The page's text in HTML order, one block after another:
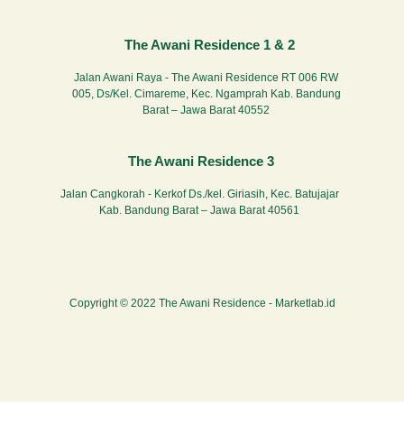
The Awani Residence 1 & 2
Jalan Awani Raya - The Awani Residence RT 006 RW
005, Ds/Kel. Cimareme, Kec. Ngamprah Kab. Bandung
Barat – Jawa Barat 40552
The Awani Residence 3
Jalan Cangkorah - Kerkof Ds./kel. Giriasih, Kec. Batujajar
Kab. Bandung Barat – Jawa Barat 40561
Copyright © 2022 The Awani Residence - Marketlab.id